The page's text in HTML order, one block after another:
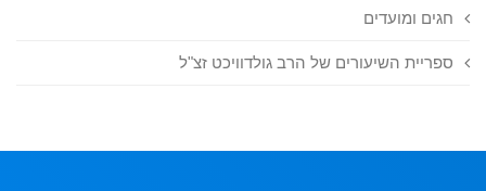
חגים ומועדים
ספריית השיעורים של הרב גולדוויכט זצ"ל